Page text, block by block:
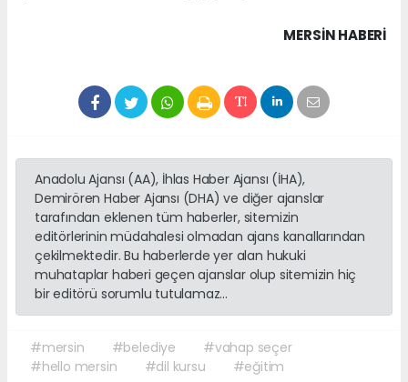
MERSIN HABERİ
Anadolu Ajansı (AA), İhlas Haber Ajansı (İHA),
Demirören Haber Ajansı (DHA) ve diğer ajanslar
tarafından eklenen tüm haberler, sitemizin
editörlerinin müdahalesi olmadan ajans kanallarından
çekilmektedir. Bu haberlerde yer alan hukuki
muhataplar haberi geçen ajanslar olup sitemizin hiç
bir editörü sorumlu tutulamaz...
#mersin #belediye
#vahap seçer
#hello mersin
#dil kursu #eğitim